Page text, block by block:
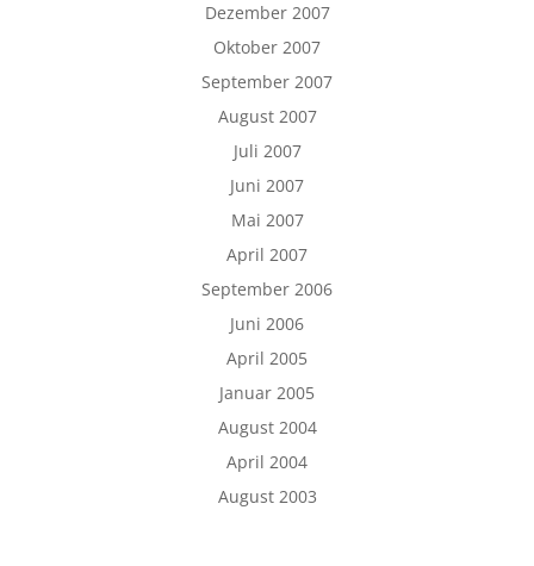
Dezember 2007
Oktober 2007
September 2007
August 2007
Juli 2007
Juni 2007
Mai 2007
April 2007
September 2006
Juni 2006
April 2005
Januar 2005
August 2004
April 2004
August 2003